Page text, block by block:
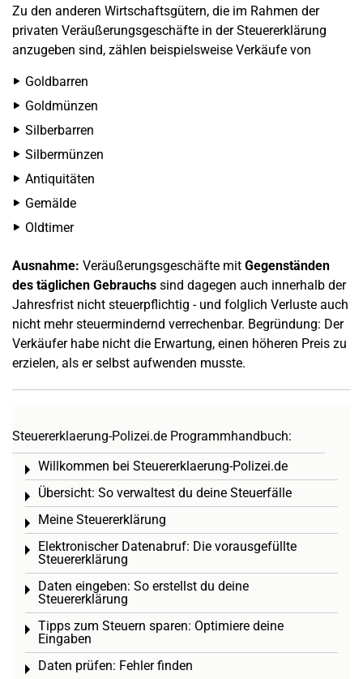
Zu den anderen Wirtschaftsgütern, die im Rahmen der
privaten Veräußerungsgeschäfte in der Steuererklärung
anzugeben sind, zählen beispielsweise Verkäufe von
Goldbarren
Goldmünzen
Silberbarren
Silbermünzen
Antiquitäten
Gemälde
Oldtimer
Ausnahme: Veräußerungsgeschäfte mit Gegenständen
des täglichen Gebrauchs sind dagegen auch innerhalb der
Jahresfrist nicht steuerpflichtig - und folglich Verluste auch
nicht mehr steuermindernd verrechenbar. Begründung: Der
Verkäufer habe nicht die Erwartung, einen höheren Preis zu
erzielen, als er selbst aufwenden musste.
Steuererklaerung-Polizei.de Programmhandbuch:
Willkommen bei Steuererklaerung-Polizei.de
Toggle menu
Übersicht: So verwaltest du deine Steuerfälle
Toggle menu
Meine Steuererklärung
Toggle menu
Elektronischer Datenabruf: Die vorausgefüllte
Steuererklärung
Toggle menu
Daten eingeben: So erstellst du deine
Steuererklärung
Toggle menu
Tipps zum Steuern sparen: Optimiere deine
Eingaben
Toggle menu
Daten prüfen: Fehler finden
Toggle menu